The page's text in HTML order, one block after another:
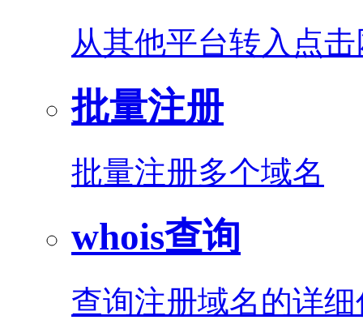
从其他平台转入点
批量注册
批量注册多个域名
whois查询
查询注册域名的详